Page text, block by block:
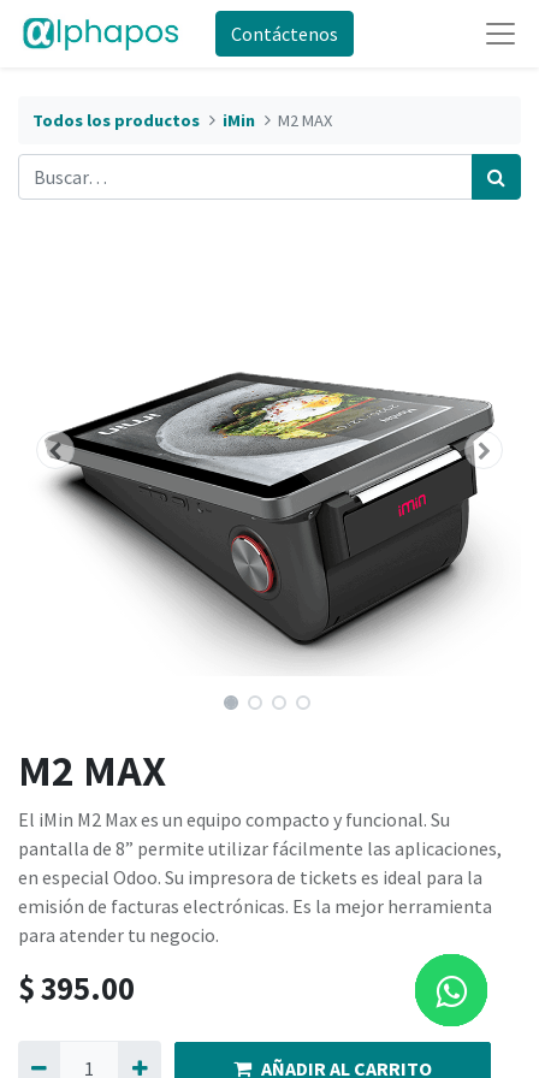
Contáctenos
Todos los productos iMin M2 MAX
M2 MAX
El iMin M2 Max es un equipo compacto y funcional. Su
pantalla de 8” permite utilizar fácilmente las aplicaciones,
en especial Odoo. Su impresora de tickets es ideal para la
emisión de facturas electrónicas. Es la mejor herramienta
para atender tu negocio.
$395.00
AÑADIR AL CARRITO